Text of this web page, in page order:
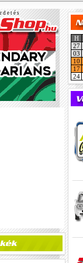
d e t é s
H
27
03
10
17
24